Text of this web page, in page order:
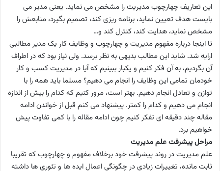
این تعاریف چهارچوب مدیریت را مشخص می نماید. یعنی مدیر می
بایست هدف تعیین نماید، برنامه ریزی کند، تصمیم بگیرد، منابعش را
مشخص نماید، هدایت کند، کنترل کند و…
تا اینجا درباره مفهوم مدیریت و چهارچوب و وظایف کار یک مدیر مطالبی
ارایه شد. شاید این مطالب بدیهی به نظر برسد. ولی نیاز بود که در اطراف
آن بگردیم، به آن فکر کنیم و یکبار ببینیم که آیا در مدیریت کسب و کار
خودمان تمامی این وظایف را انجام می دهیم؟ مسلما باید همه را با
توازن و تعادل انجام دهیم. بهتر است، مرور کنیم که کدام را بیش از اندازه
انجام می دهیم و کدام را کمتر. پیشنهاد می کنم قبل از خواندن ادامه
مقاله چند دقیقه ای تفکر کنیم چون ادامه مقاله را با کمی تفاوت پیش
خواهیم برد.
مراحل پیشرفت علم مدیریت
علم مدیریت در روند پیشرفت خود برخلاف مفهوم و چهارچوب که تقریبا
ثابت مانده، تغییرات زیادی در چگونگی اعمال ایده ها و تئوری ها داشته